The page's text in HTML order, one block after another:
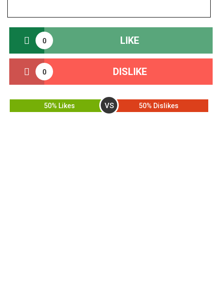
0 LIKE
0 DISLIKE
50% Likes VS 50% Dislikes